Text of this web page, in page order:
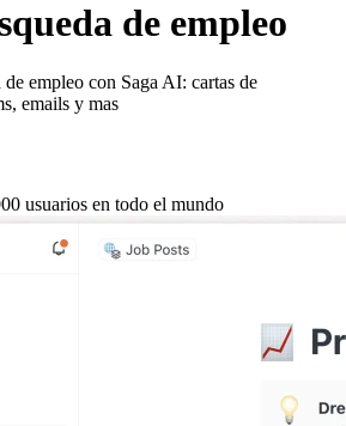
de empleo
empleo con Saga AI: cartas de
emails y mas
usuarios en todo el mundo